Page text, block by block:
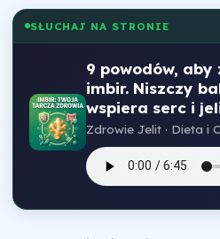
SŁUCHAJ NA STRONIE
9 powodów, aby
imbir. Niszczy
wspiera serc i
Zdrowie Jelit · Dieta i